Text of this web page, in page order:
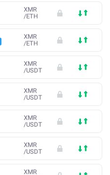
XMR
/ETH
XMR
/ETH
XMR
/USDT
XMR
/USDT
XMR
/USDT
XMR
/USDT
XMR